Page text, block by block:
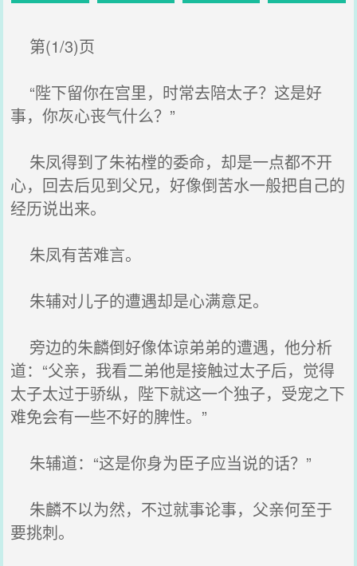
第(1/3)页
“陛下留你在宫里，时常去陪太子？这是好
事，你灰心丧气什么？”
朱凤得到了朱祐樘的委命，却是一点都不开
心，回去后见到父兄，好像倒苦水一般把自己的
经历说出来。
朱凤有苦难言。
朱辅对儿子的遭遇却是心满意足。
旁边的朱麟倒好像体谅弟弟的遭遇，他分析
道：“父亲，我看二弟他是接触过太子后，觉得
太子太过于骄纵，陛下就这一个独子，受宠之下
难免会有一些不好的脾性。”
朱辅道：“这是你身为臣子应当说的话？”
朱麟不以为然，不过就事论事，父亲何至于
要挑刺。